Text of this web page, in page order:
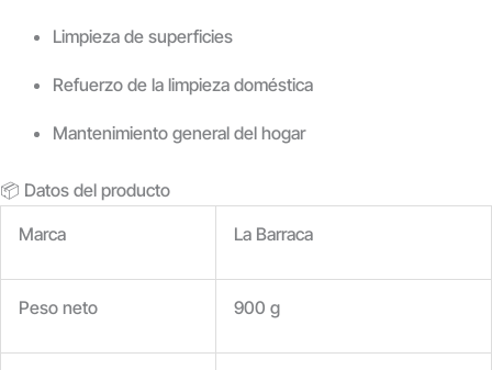
Limpieza de superficies
Refuerzo de la limpieza doméstica
Mantenimiento general del hogar
📦 Datos del producto
Marca
La Barraca
Peso neto 900 g